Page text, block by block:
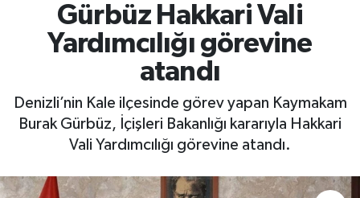
Gürbüz Hakkari Vali
Yardımcılığı görevine
atandı
Denizli’nin Kale ilçesinde görev yapan Kaymakam
Burak Gürbüz, İçişleri Bakanlığı kararıyla Hakkari
Vali Yardımcılığı görevine atandı.
DOĞA
EĞİTİM
Hakkâri Trafik Yoğunluk Haritası
Süper Lig Puan Durumu ve Fikstür
Tüm Manşetler